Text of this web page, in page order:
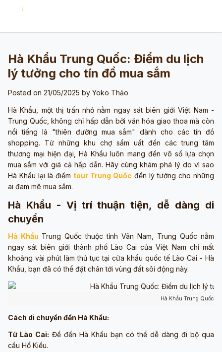
Hà Khẩu Trung Quốc: Điểm du lịch
lý tưởng cho tín đồ mua sắm
Posted on 21/05/2025 by Yoko Thảo
Hà Khẩu, một thị trấn nhỏ nằm ngay sát biên giới Việt Nam -
Trung Quốc, không chỉ hấp dẫn bởi văn hóa giao thoa mà còn
nổi tiếng là "thiên đường mua sắm" dành cho các tín đồ
shopping. Từ những khu chợ sầm uất đến các trung tâm
thương mại hiện đại, Hà Khẩu luôn mang đến vô số lựa chọn
mua sắm với giá cả hấp dẫn. Hãy cùng khám phá lý do vì sao
Hà Khẩu lại là điểm tour Trung Quốc đến lý tưởng cho những
ai đam mê mua sắm.
Hà Khẩu - Vị trí thuận tiện, dễ dàng di
chuyển
Hà Khẩu Trung Quốc thuộc tỉnh Vân Nam, Trung Quốc nằm
ngay sát biên giới thành phố Lào Cai của Việt Nam chỉ mất
khoảng vài phút làm thủ tục tại cửa khẩu quốc tế Lào Cai - Hà
Khẩu, bạn đã có thể đặt chân tới vùng đất sôi động này.
Hà Khẩu Trung Quốc
Cách di chuyển đến Hà Khẩu:
Từ Lào Cai: Để đến Hà Khẩu bạn có thể dễ dàng đi bộ qua
cầu Hồ Kiều.